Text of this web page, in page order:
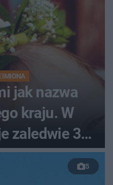
IMIONA
jak nazwa
kraju. W
zaledwie 3
5